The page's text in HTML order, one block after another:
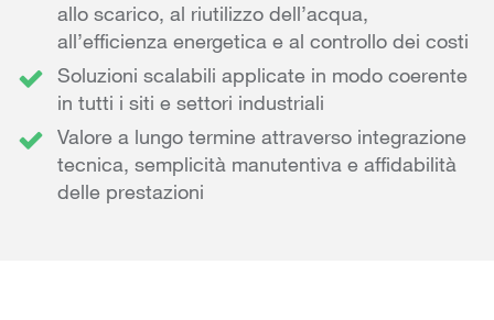
allo scarico, al riutilizzo dell’acqua,
all’efficienza energetica e al controllo dei costi
Soluzioni scalabili applicate in modo coerente
in tutti i siti e settori industriali
Valore a lungo termine attraverso integrazione
tecnica, semplicità manutentiva e affidabilità
delle prestazioni